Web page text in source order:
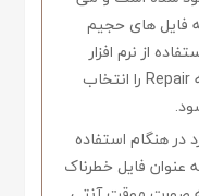
فایل های حجیم
از نرم افزار
Winrar وارد منو Tools شوید و گزینه Repair را انتخاب
هنگام استفاده
فایل خطرناک